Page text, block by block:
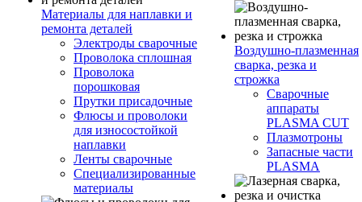
Материалы для наплавки и
ремонта деталей
Электроды сварочные
Проволока сплошная
Проволока
порошковая
Прутки присадочные
Флюсы и проволоки
для износостойкой
наплавки
Ленты сварочные
Специализированные
материалы
Воздушно-плазменная
сварка, резка и
строжка
Сварочные
аппараты
PLASMA CUT
Плазмотроны
Запасные части
PLASMA